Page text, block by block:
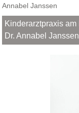
Annabel Janssen
Kinderarztpraxis
Dr. Annabel Janssen